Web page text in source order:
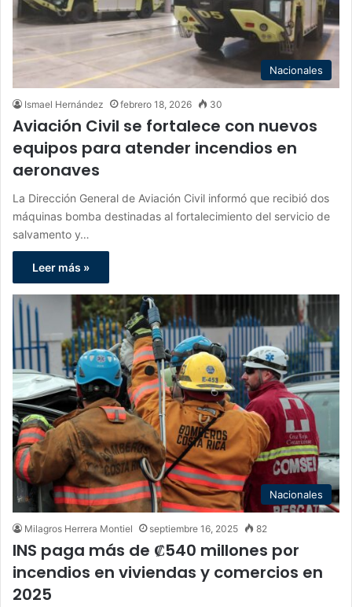
Nacionales
Ismael Hernández febrero 18, 2026 30
Aviación Civil se fortalece con nuevos
equipos para atender incendios en
aeronaves
La Dirección General de Aviación Civil informó que recibió dos
máquinas bomba destinadas al fortalecimiento del servicio de
salvamento y…
Leer más »
Nacionales
Milagros Herrera Montiel septiembre 16, 2025 82
INS paga más de ₡540 millones por
incendios en viviendas y comercios en
2025